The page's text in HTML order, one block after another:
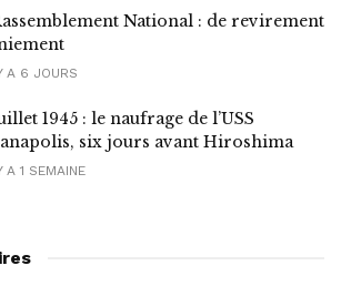
National : de revirement
A 6 JOURS
1945 : le naufrage de l’USS
six jours avant Hiroshima
A 1 SEMAINE